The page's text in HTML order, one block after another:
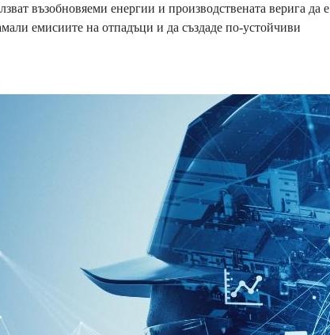
възобновяеми енергии и производствената верига да е
емисиите на отпадъци и да създаде по-устойчиви